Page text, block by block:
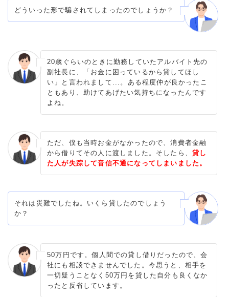
どういった形で騙されてしまったのでしょうか？
20歳ぐらいのときに勤務していたアルバイト先の
副社長に、「お金に困っているから貸してほし
い」と言われまして...。ある程度仲が良かったこ
ともあり、助けてあげたい気持ちになったんです
よね。
ただ、僕も当時お金がなかったので、消費者金融
から借りてその人に渡しました。そしたら、 貸し
た人が失踪して音信不通になってしまいました。
それは災難でしたね。いくら貸したのでしょう
か？
50万円です。個人間での貸し借りだったので、会
社にも相談できませんでした。今思うと、相手を
一切疑うことなく50万円を貸した自分も良くなか
ったと反省しています。